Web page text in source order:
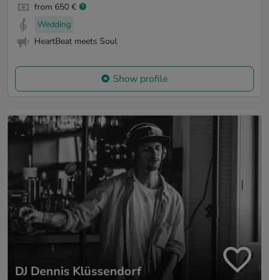
from 650 €
Wedding
HeartBeat meets Soul
Show profile
DJ Dennis Klüssendorf